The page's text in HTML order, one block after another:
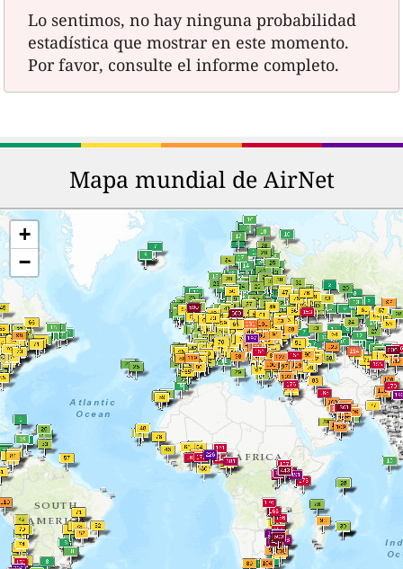
Lo sentimos, no hay ninguna probabilidad
estadística que mostrar en este momento.
Por favor, consulte el informe completo.
Mapa mundial de AirNet
+
−